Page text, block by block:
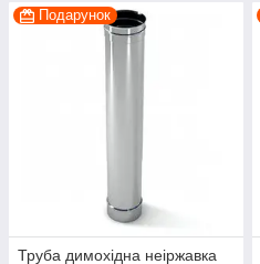
Подарунок
Труба димохідна неіржавка